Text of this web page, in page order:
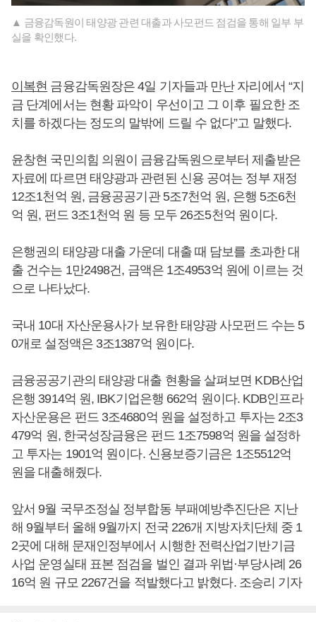
▲ 금융감독원이 태양광 관련 대출과 사모펀드 점검을 통해 일부 부
실을 확인했다.
이복현 금융감독원장은 4일 기자들과 만난 자리에서 “지
금 단계에서는 현황 파악이 우선이고 그 이후 필요한 조
치를 하겠다는 정도의 말밖에 드릴 수 없다”고 말했다.
윤창현 국민의힘 의원이 금융감독원으로부터 제출받은
자료에 따르면 태양광과 관련된 신용 공여는 정부 재정
12조1천억 원, 금융공공기관 5조7천억 원, 은행 5조6천
억 원, 펀드 3조1천억 원 등 모두 26조5천억 원이다.
은행권의 태양광 대출 가운데 대출 때 담보를 초과한 대
출 건수는 1만2498건, 금액은 1조4953억 원에 이르는 것
으로 나타났다.
국내 10대 자산운용사가 보유한 태양광 사모펀드 수는 5
0개로 설정액은 3조1387억 원이다.
금융공공기관의 태양광 대출 현황을 살펴보면 KDB산업
은행 3914억 원, IBK기업은행 662억 원이다. KDB인프라
자산운용은 펀드 3조4680억 원을 설정하고 투자는 2조3
479억 원, 한국성장금융은 펀드 1조7598억 원을 설정하
고 투자는 1901억 원이다. 신용보증기금은 1조5512억
원을 대출해줬다.
앞서 9월 국무조정실 정부합동 부패예방추진단은 지난
해 9월부터 올해 9월까지 전국 226개 지방자치단체 중 1
2곳에 대해 문재인정부에서 시행한 전력산업기반기금
사업 운영실태 표본 점검을 벌인 결과 위법·부당사례 26
16억 원 규모 2267건을 적발했다고 밝혔다. 조승리 기자